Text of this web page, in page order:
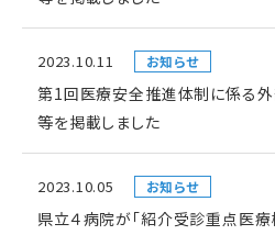
2023.10.11 お知らせ
第1回医療安全推進体制に係る
等を掲載しました
2023.10.05 お知らせ
県立４病院が「紹介受診重点医療